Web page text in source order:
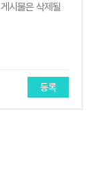
등록